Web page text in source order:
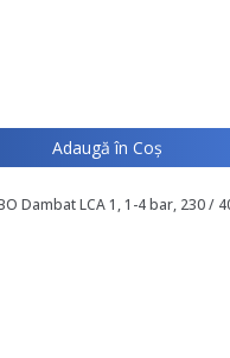
Adaugă în Coş
Dambat LCA 1, 1-4 bar, 230 /